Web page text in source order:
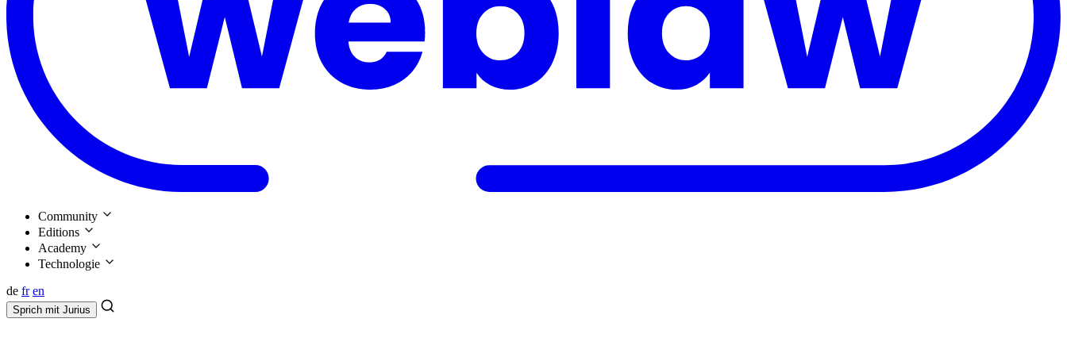
Community
Editions
Academy
Technologie
de fr en
Sprich mit Jurius